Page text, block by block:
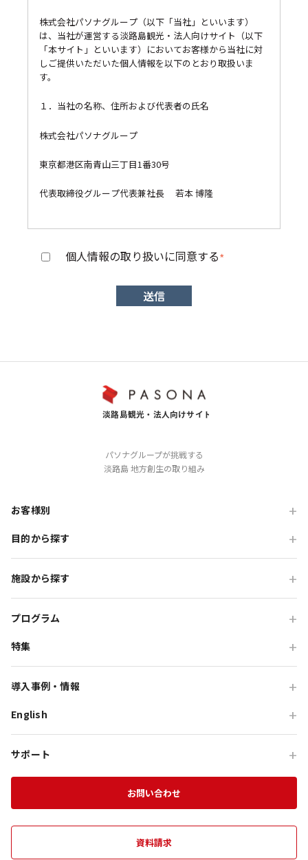
株式会社パソナグループ（以下「当社」といいます）
は、当社が運営する淡路島観光・法人向けサイト（以下
「本サイト」といいます）においてお客様から当社に対
しご提供いただいた個人情報を以下のとおり取扱いま
す。
１．当社の名称、住所および代表者の氏名
株式会社パソナグループ
東京都港区南青山三丁目1番30号
代表取締役グループ代表兼社長 若本 博隆
会社名、部署名、支店名、役職、氏名、住所、電話番
３．個人情報の利用目的について
当社が本サイトにおいて取得・収集した個人情報は、以
本サイトへの登録及び本サイト利用時のお客
様の管理のため
４．個人データの第三者への提供について
５．個人データの外部委託について
７．統計処理されたデータの利用
プライバシーポリシーの同項目のとおり取扱います。
個人情報の取り扱いに同意する*
パソナグループが挑戦する
淡路島 地方創生の取り組み
お客様別
旅行会社の方
自治体・行政の方
目的から探す
研修・チームビルディング
インセンティブ・ご招待
高付加価値観光
貸切・イベント会場利用
教育旅行
施設から探す
オーシャンテラス
青海波
HELLO KITTY SMILE
HELLO KITTY SHOW BOX
農家レストラン 陽・燦燦
プログラム
団体体験プログラム
団体貸切プログラム
団体食事プログラム
団体教育プログラム
特集
チームビルディング特集
インセンティブ旅行特集
エンターテインメント特集
導入事例・情報
旅行会社向け事例
English
サポート
淡路島の魅力
お問い合わせ
資料請求